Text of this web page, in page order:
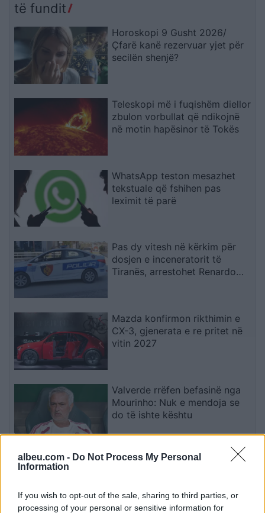
albeu.com - Do Not Process My Personal
Information
If you wish to opt-out of the sale, sharing to third parties, or
processing of your personal or sensitive information for
të fundit
Horoskopi 9 Gusht 2026/
Çfarë kanë rezervuar yjet për
secilën shenjë?
Teleskopi më i fuqishëm diellor
zbulon vorbullat që ndikojnë
në motin hapësinor të Tokës
WhatsApp teston mesazhet
tekstuale që fshihen pas
leximit të parë
Pas dy vitesh në kërkim për
dosjen e inceneratorit të
Tiranës, arrestohet Renardo
Mazda konfirmon rikthimin e
CX-3, gjenerata e re pritet në
vitin 2027
Valverde rrëfen befasinë nga
Mourinho: Nuk e mendoja se
do të ishte kështu
Arrestohet 73-vjeçari në Krujë,
malit